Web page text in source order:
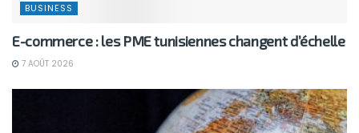
BUSINESS
E-commerce : les PME tunisiennes changent d’échelle
7 AOÛT 2026